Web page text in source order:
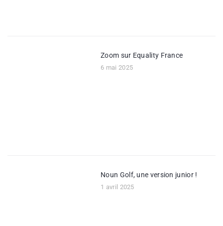
Zoom sur Equality France
6 mai 2025
Noun Golf, une version junior !
1 avril 2025